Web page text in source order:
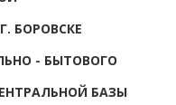
БОРОВСКЕ
- БЫТОВОГО
БАЗЫ